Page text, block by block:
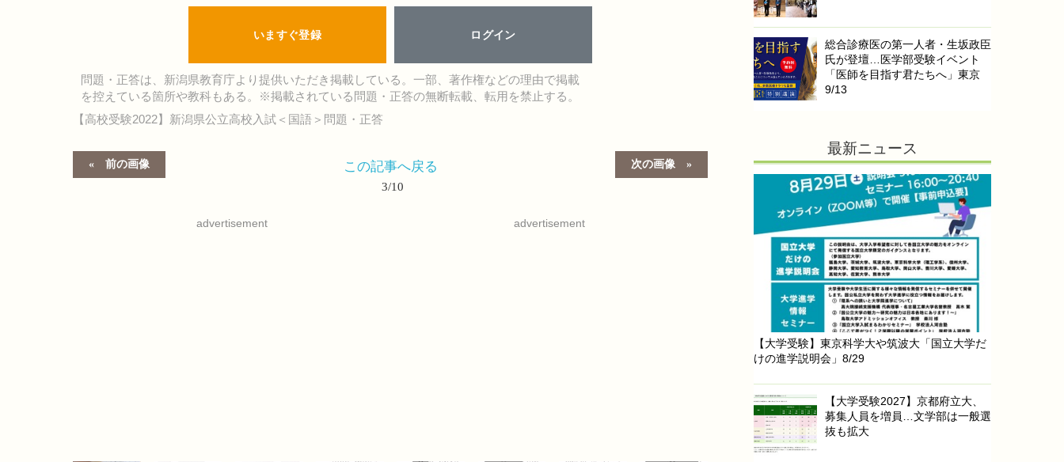
いますぐ登録 ログイン
問題・正答は、新潟県教育庁より提供いただき掲載している。一部、著作権などの理由で掲載
を控えている箇所や教科もある。※掲載されている問題・正答の無断転載、転用を禁止する。
【高校受験2022】新潟県公立高校入試＜国語＞問題・正答
前の画像 次の画像
この記事へ戻る
3/10
advertisement advertisement
総合診療医の第一人者・生坂政臣
氏が登壇…医学部受験イベント
「医師を目指す君たちへ」東京
9/13
最新ニュース
【大学受験】東京科学大や筑波大「国立大学だ
けの進学説明会」8/29
【大学受験2027】京都府立大、
募集人員を増員…文学部は一般選
抜も拡大